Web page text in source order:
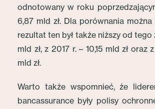
odnotowany w roku
6,87 mld zł. Dla porównania można
rezultat ten był także niższy od tego
mld zł, z 2017 r. – 10,15 mld zł oraz
mld zł.
Warto także wspomnieć, że
bancassurance były polisy